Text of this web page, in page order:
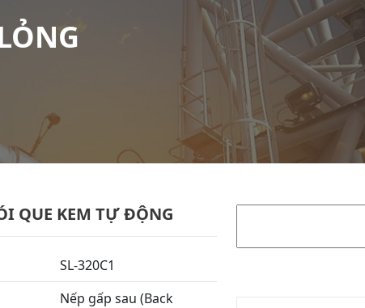
QUE KEM TỰ ĐỘNG
SL-320C1
Nếp gấp sau (Back